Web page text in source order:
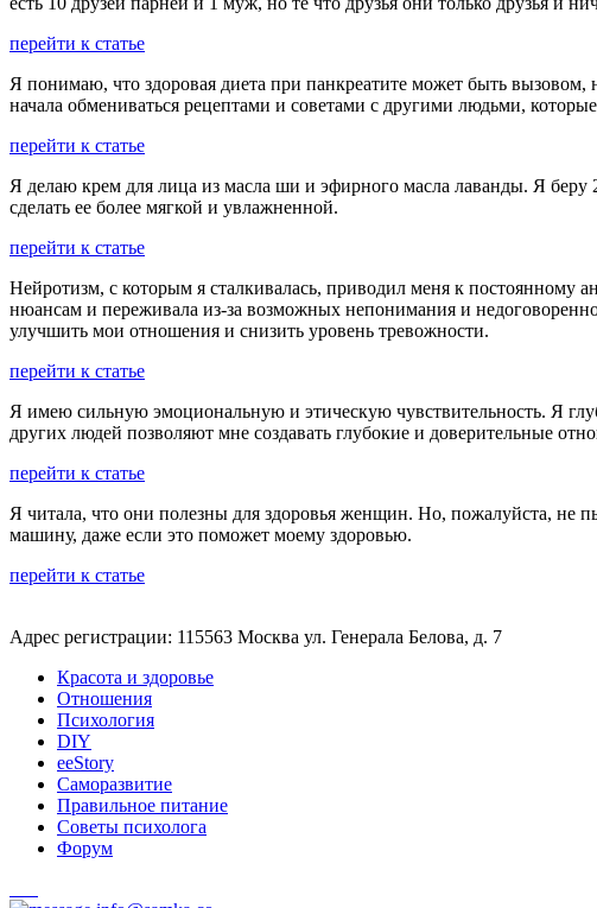
перейти к статье
Я понимаю, что здоровая диета при панкреатите может быть
начала обмениваться рецептами и советами с другими людьми,
перейти к статье
Я делаю крем для лица из масла ши и эфирного масла лаванды. Я
сделать ее более мягкой и увлажненной.
перейти к статье
Нейротизм, с которым я сталкивалась, приводил меня к постоянному
нюансам и переживала из-за возможных непонимания и
улучшить мои отношения и снизить уровень тревожности.
перейти к статье
Я имею сильную эмоциональную и этическую чувствительность. Я
других людей позволяют мне создавать глубокие и доверительные
перейти к статье
Я читала, что они полезны для здоровья женщин. Но, пожалуйста, не
машину, даже если это поможет моему здоровью.
перейти к статье
Адрес регистрации: 115563 Москва ул. Генерала Белова, д. 7
Красота и здоровье
Отношения
Психология
DIY
ееStory
Саморазвитие
Правильное питание
Советы психолога
Форум